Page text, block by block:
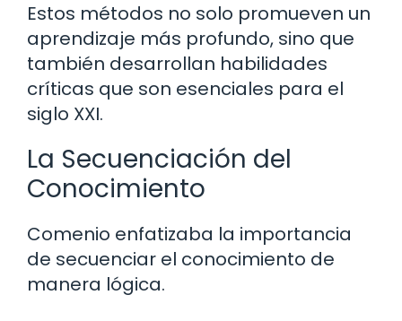
Estos métodos no solo promueven un
aprendizaje más profundo, sino que
también desarrollan habilidades
críticas que son esenciales para el
siglo XXI.
La Secuenciación del
Conocimiento
Comenio enfatizaba la importancia
de secuenciar el conocimiento de
manera lógica.